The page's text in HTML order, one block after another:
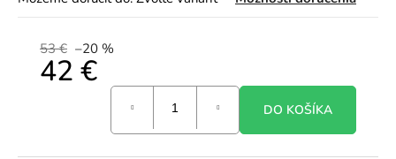
53 € –20 %
42 €
DO KOŠÍKA